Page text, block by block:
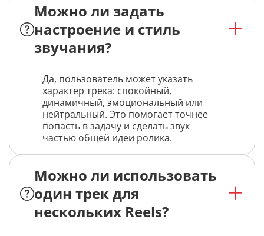
Можно ли задать
настроение и стиль
звучания?
Да, пользователь может указать
характер трека: спокойный,
динамичный, эмоциональный или
нейтральный. Это помогает точнее
попасть в задачу и сделать звук
частью общей идеи ролика.
Можно ли использовать
один трек для
нескольких Reels?